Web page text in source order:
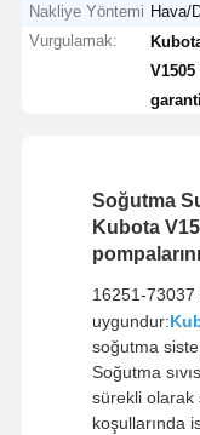
Nakliye Yöntemi Hava/
Vurgulamak:
Soğutma
Kubota
16251-73037
uygundur:
soğutma
Soğutma
sürekli olarak
koşullarında